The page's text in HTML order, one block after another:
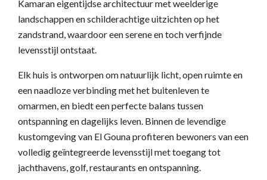
Kamaran eigentijdse architectuur met weelderige
landschappen en schilderachtige uitzichten op het
zandstrand, waardoor een serene en toch verfijnde
levensstijl ontstaat.
Elk huis is ontworpen om natuurlijk licht, open ruimte en
een naadloze verbinding met het buitenleven te
omarmen, en biedt een perfecte balans tussen
ontspanning en dagelijks leven. Binnen de levendige
kustomgeving van El Gouna profiteren bewoners van een
volledig geïntegreerde levensstijl met toegang tot
jachthavens, golf, restaurants en ontspanning.